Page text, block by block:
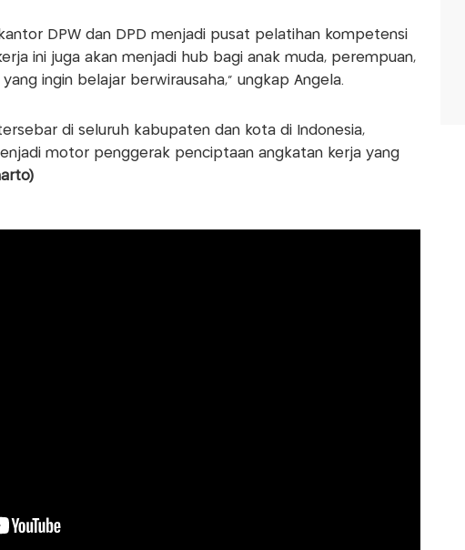
DPW dan DPD menjadi pusat pelatihan kompetensi
ini juga akan menjadi hub bagi anak muda, perempuan,
ingin belajar berwirausaha,” ungkap Angela.
di seluruh kabupaten dan kota di Indonesia,
motor penggerak penciptaan angkatan kerja yang